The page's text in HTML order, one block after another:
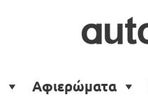
Αφιερώματα